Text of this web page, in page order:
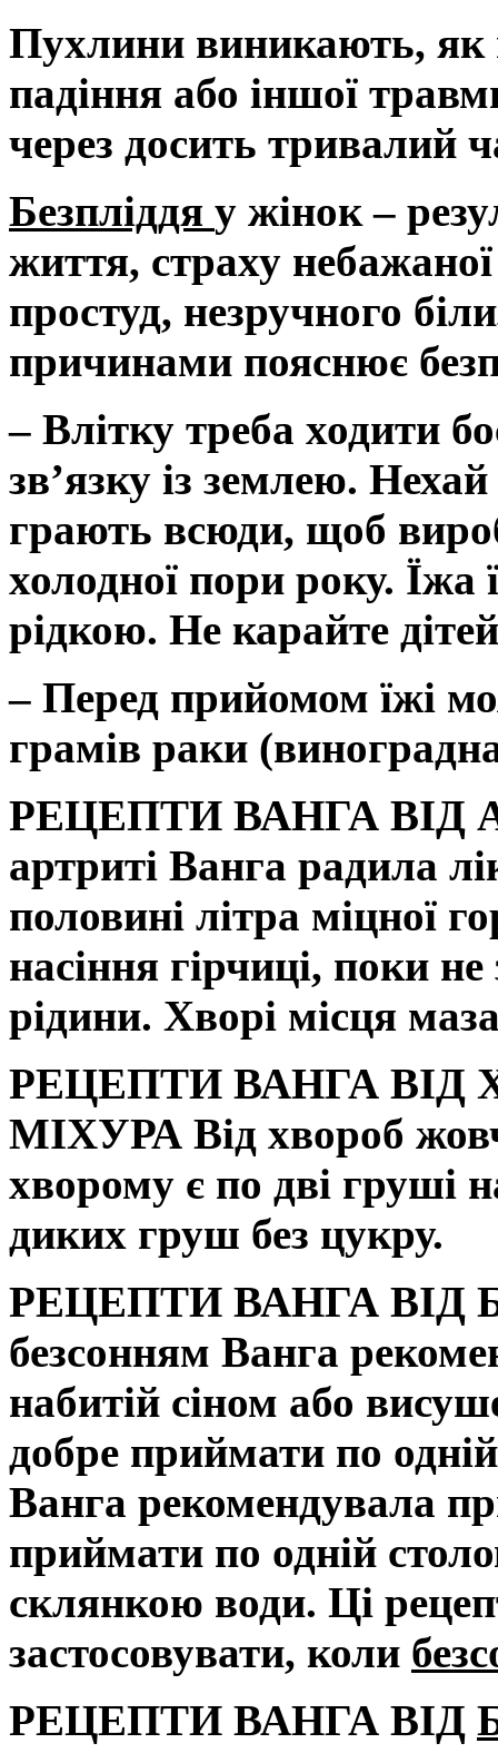
Пухлини виникають, як
падіння або іншої
через досить тривалий
Безпліддя у жінок –
життя, страху
простуд, незручного
причинами пояснює
– Влітку треба ходити
зв’язку із землею.
грають всюди, щоб
холодної пори року.
рідкою. Не карайте
– Перед прийомом їжі
грамів раки
РЕЦЕПТИ ВАНГА ВІД
артриті Ванга радила
половині літра міцної
насіння гірчиці, поки
рідини. Хворі місця
РЕЦЕПТИ ВАНГА
МІХУРА Від хвороб
хворому є по дві груші
диких груш без цукру.
РЕЦЕПТИ ВАНГА ВІД
безсонням Ванга
набитій сіном або
добре приймати по
Ванга рекомендувала
приймати по одній
склянкою води. Ці
застосовувати, коли
РЕЦЕПТИ ВАНГА ВІД